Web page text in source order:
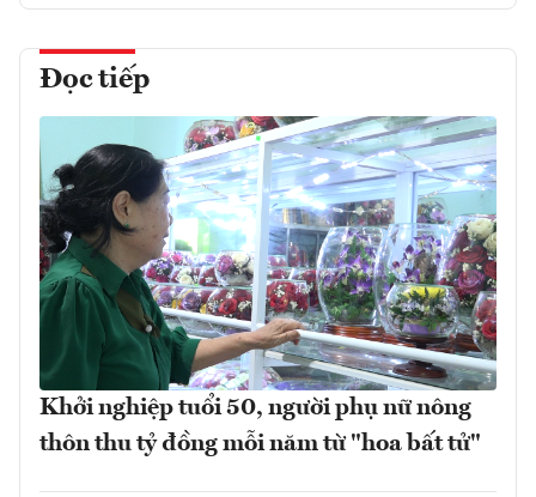
Đọc tiếp
Khởi nghiệp tuổi 50, người phụ nữ nông
thôn thu tỷ đồng mỗi năm từ "hoa bất tử"